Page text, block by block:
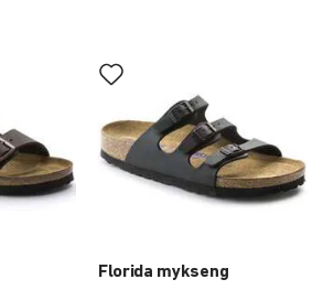
Florida mykseng
med
swatch-
vil
oppdatere
produktbildet